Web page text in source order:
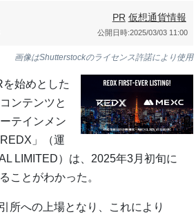
PR 仮想通貨情報
公開日時:2025/03/03 11:00
画像はShutterstockのライセンス許諾により使用
を始めとした
ンテンツと
テインメン
」（運
LIMITED）は、2025年3月初旬に
ことがわかった。
所への上場となり、これにより